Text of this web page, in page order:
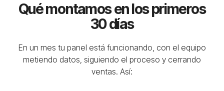
Qué montamos en los primeros
30 días
En un mes tu panel está funcionando, con el equipo
metiendo datos, siguiendo el proceso y cerrando
ventas. Así: